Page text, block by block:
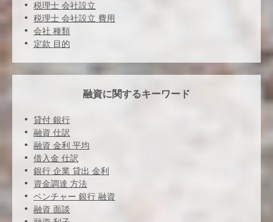
税理士 会社設立
税理士 会社設立 費用
会社 種類
定款 目的
融資に関するキーワード
貸付 銀行
融資 仕訳
融資 金利 平均
借入金 仕訳
銀行 企業 貸出 金利
資金調達 方法
ベンチャー 銀行 融資
融資 面談